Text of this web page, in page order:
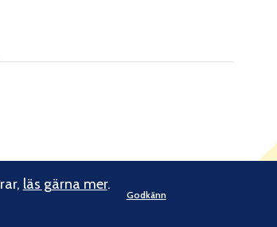
läs gärna mer.
Godkänn